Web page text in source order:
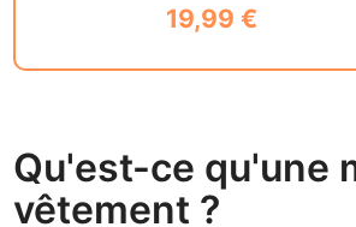
19,99 €
Qu'est-ce qu'une
vêtement ?